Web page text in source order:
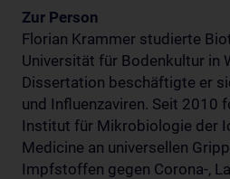
Zur Person
Florian Krammer studierte
Universität für Bodenkultur in
Dissertation beschäftigte er
und Influenzaviren. Seit 2010
Institut für Mikrobiologie der
Medicine an universellen
Impfstoffen gegen Corona-,